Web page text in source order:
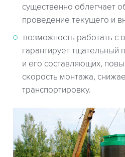
существенно облегчает
проведение текущего и
возможность работать с
гарантирует тщательный
и его составляющих,
скорость монтажа,
транспортировку.